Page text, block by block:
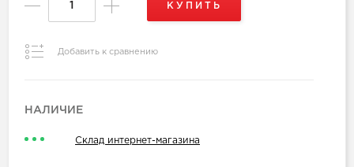
КУПИТЬ
Добавить к сравнению
НАЛИЧИЕ
Склад интернет-магазина